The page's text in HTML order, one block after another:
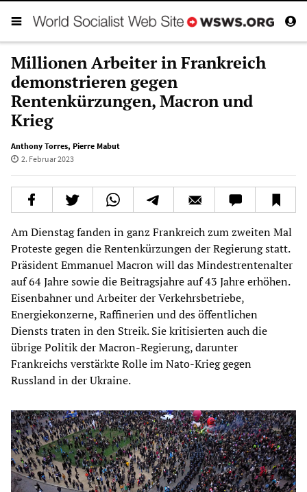
Millionen Arbeiter in Frankreich
demonstrieren gegen
Rentenkürzungen, Macron und
Krieg
Anthony Torres, Pierre Mabut
2. Februar 2023
Am Dienstag fanden in ganz Frankreich zum zweiten Mal
Proteste gegen die Rentenkürzungen der Regierung statt.
Präsident Emmanuel Macron will das Mindestrentenalter
auf 64 Jahre sowie die Beitragsjahre auf 43 Jahre erhöhen.
Eisenbahner und Arbeiter der Verkehrsbetriebe,
Energiekonzerne, Raffinerien und des öffentlichen
Diensts traten in den Streik. Sie kritisierten auch die
übrige Politik der Macron-Regierung, darunter
Frankreichs verstärkte Rolle im Nato-Krieg gegen
Russland in der Ukraine.